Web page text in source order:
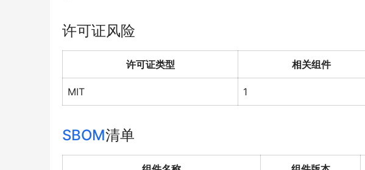
许可证风险
许可证类型 相关组件
MIT 1
SBOM清单